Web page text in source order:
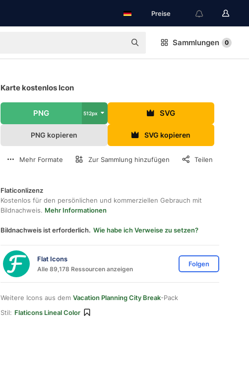
Preise
Sammlungen 0
Karte kostenlos Icon
PNG 512px SVG
PNG kopieren SVG kopieren
Mehr Formate Zur Sammlung hinzufügen Teilen
Flaticonlizenz
Kostenlos für den persönlichen und kommerziellen Gebrauch mit
Bildnachweis. Mehr Informationen
Bildnachweis ist erforderlich. Wie habe ich Verweise zu setzen?
Flat Icons
Alle 89,178 Ressourcen anzeigen
Folgen
Weitere Icons aus dem Vacation Planning City Break-Pack
Stil: Flaticons Lineal Color